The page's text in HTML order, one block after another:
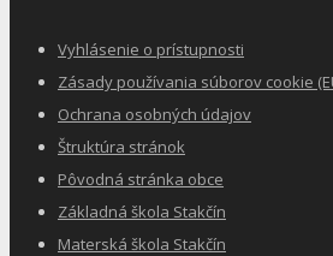
Vyhlásenie o prístupnosti
Zásady používania súborov cookie
Ochrana osobných údajov
Štruktúra stránok
Pôvodná stránka obce
Základná škola Stakčín
Materská škola Stakčín